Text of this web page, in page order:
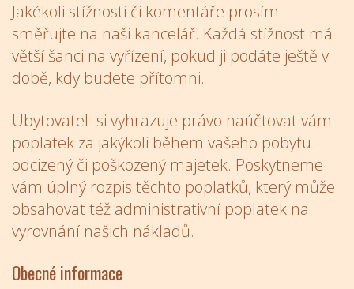
Jakékoli stížnosti či komentáře prosím
směřujte na naši kancelář. Každá stížnost má
větší šanci na vyřízení, pokud ji podáte ještě v
době, kdy budete přítomni.
Ubytovatel si vyhrazuje právo naúčtovat vám
poplatek za jakýkoli během vašeho pobytu
odcizený či poškozený majetek. Poskytneme
vám úplný rozpis těchto poplatků, který může
obsahovat též administrativní poplatek na
vyrovnání našich nákladů.
Obecné informace